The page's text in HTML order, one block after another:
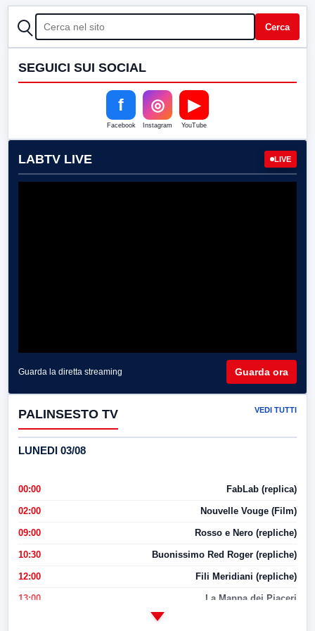
CERCA Cerca
SEGUICI SUI SOCIAL
f
Facebook
◎
Instagram
▶
YouTube
LABTV LIVE LIVE
Guarda la diretta streaming Guarda ora
PALINSESTO TV VEDI TUTTI
LUNEDI 03/08
00:00 FabLab (replica)
02:00 Nouvelle Vouge (Film)
09:00 Rosso e Nero (repliche)
10:30 Buonissimo Red Roger (repliche)
12:00 Fili Meridiani (repliche)
13:00 La Mappa dei Piaceri